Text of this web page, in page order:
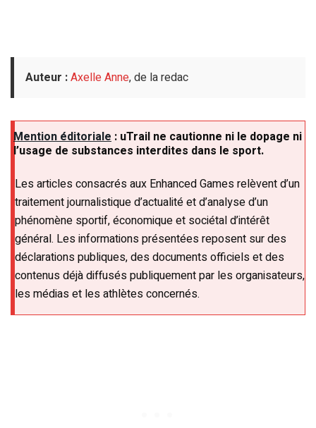
Auteur :Axelle Anne, de la redac
Mention éditoriale : uTrail ne cautionne ni le dopage ni
l’usage de substances interdites dans le sport.
Les articles consacrés aux Enhanced Games relèvent d’un
traitement journalistique d’actualité et d’analyse d’un
phénomène sportif, économique et sociétal d’intérêt
général. Les informations présentées reposent sur des
déclarations publiques, des documents officiels et des
contenus déjà diffusés publiquement par les organisateurs,
les médias et les athlètes concernés.